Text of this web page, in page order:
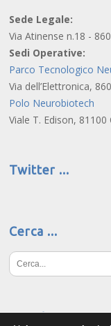
Sede Legale:
Via Atinense n.18 -
Sedi Operative:
Parco Tecnologico
Via dell’Elettronica,
Polo Neurobiotech
Viale T. Edison, 81100
Twitter
Cerca
Social